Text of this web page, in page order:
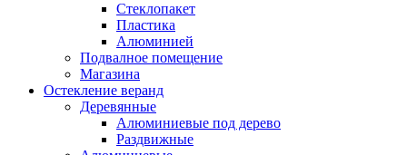
Стеклопакет
Пластика
Алюминией
Подвалное помещение
Магазина
Остекление веранд
Деревянные
Алюминиевые под дерево
Раздвижные